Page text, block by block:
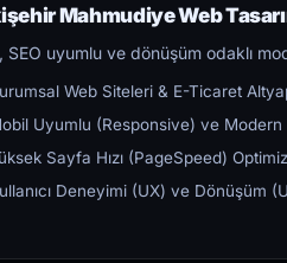
Mahmudiye Web
SEO uyumlu ve dönüşüm odaklı
Web Siteleri & E-Ticaret
Uyumlu (Responsive) ve Modern
Sayfa Hızı (PageSpeed)
Deneyimi (UX) ve Dönüşüm